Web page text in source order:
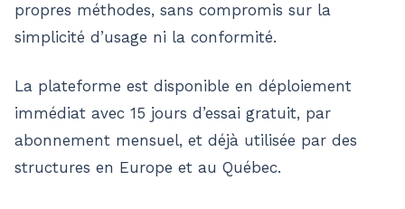
propres méthodes, sans compromis sur la
simplicité d’usage ni la conformité.
La plateforme est disponible en déploiement
immédiat avec 15 jours d’essai gratuit, par
abonnement mensuel, et déjà utilisée par des
structures en Europe et au Québec.